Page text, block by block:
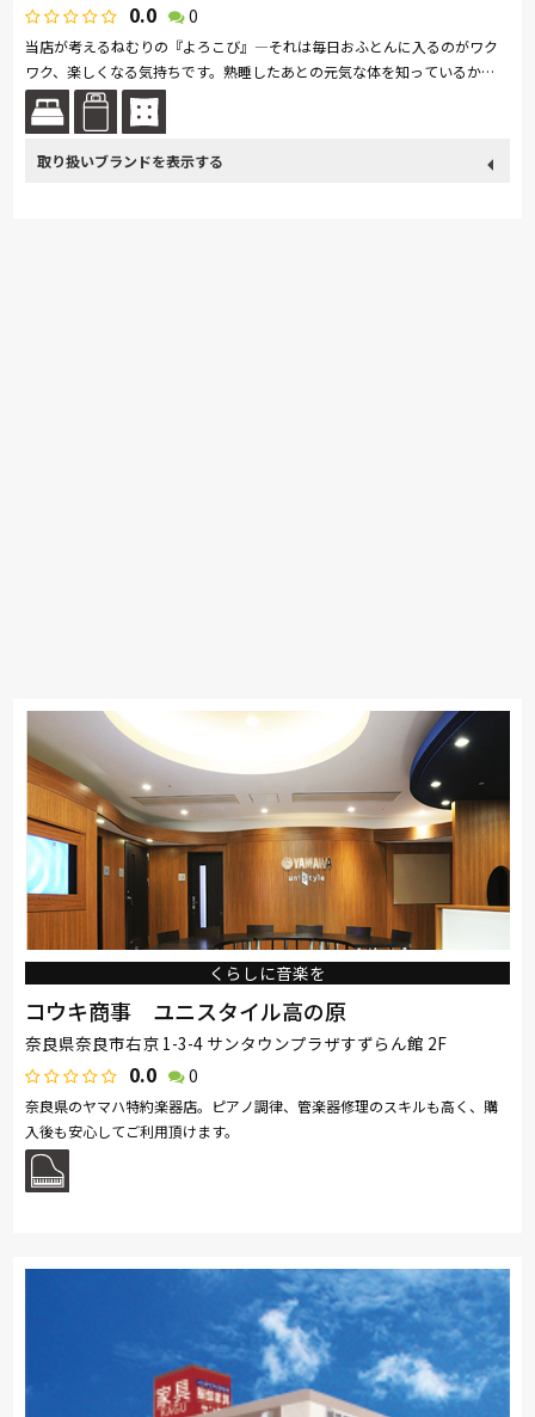
0.0 0
当店が考えるねむりの『よろこび』―それは毎日おふとんに入るのがワク
ワク、楽しくなる気持ちです。熟睡したあとの元気な体を知っているか
ら、ワクワクするんです。この『よろこび』を一人でも多くのお客様に体
験し...続きを読む
くらしに音楽を
コウキ商事 ユニスタイル高の原
奈良県奈良市右京 1-3-4 サンタウンプラザすずらん館 2F
0.0 0
奈良県のヤマハ特約楽器店。ピアノ調律、管楽器修理のスキルも高く、購
入後も安心してご利用頂けます。